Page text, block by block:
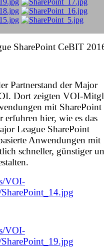
SharePoint CeBIT
Partnerstand der Major
Dort zeigten VOI-
mit
erfuhren hier, wie es das
League SharePoint
Anwendungen mit
schneller, günstiger
VOI-
VOI-